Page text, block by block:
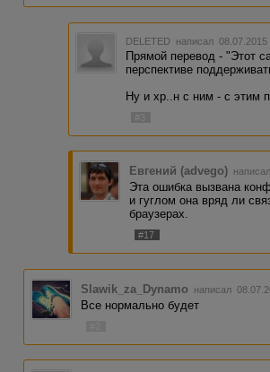
DELETED написал 08.07.2015
Прямой перевод - "Этот
перспективе
Ну и хр..н с ним - с этим
Евгений (advego)
Эта ошибка вызвана
и гуглом она вряд ли
браузерах.
#17
Slawik_za_Dynamo написал
Все нормально будет